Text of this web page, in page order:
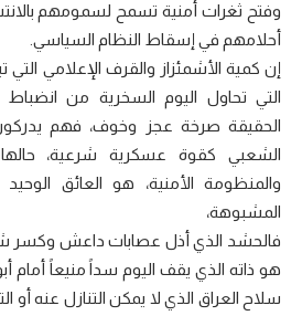
وفتح ثغرات أمنية تسمح لسمومهم
أحلامهم في إسقاط النظام السياسي.
إن كمية الأشمئزاز والقرف الإعلامي التي
التي تحاول اليوم السخرية من
الحقيقة صرخة عجز وخوف، فهم
الشعبي كقوة عسكرية شرعية،
والمنظومة الأمنية، هو العائق
المشبوهة،
فالحشد الذي أذل عصابات داعش وكسر
هو ذاته الذي يقف اليوم سداً منيعاً أمام
سلاح العراق الذي لا يمكن التنازل عنه أو